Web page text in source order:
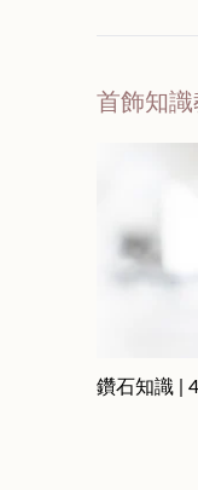
首飾知識
鑽石知識 |